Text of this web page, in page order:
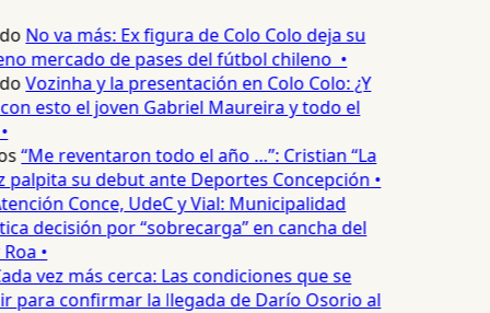
No va más: Ex figura de Colo Colo deja su
mercado de pases del fútbol chileno •
Vozinha y la presentación en Colo Colo: ¿Y
esto el joven Gabriel Maureira y todo el
“Me reventaron todo el año …”: Cristian “La
palpita su debut ante Deportes Concepción •
Conce, UdeC y Vial: Municipalidad
decisión por “sobrecarga” en cancha del
•
vez más cerca: Las condiciones que se
para confirmar la llegada de Darío Osorio al